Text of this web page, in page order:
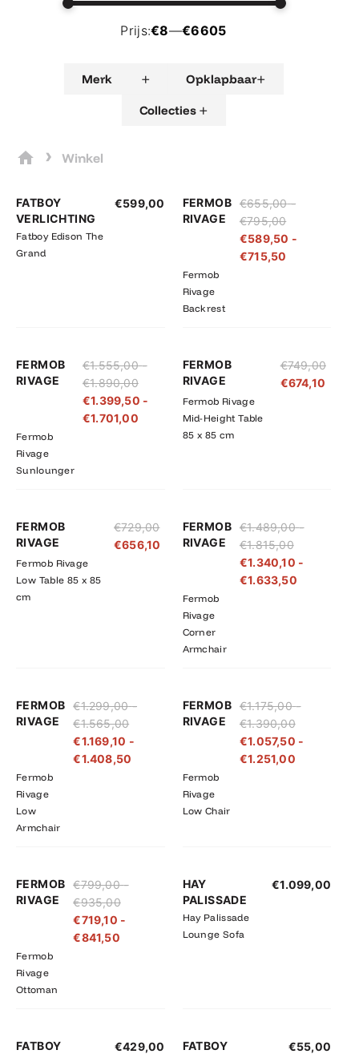
Prijs:€8—€6605
Merk + Opklapbaar+
Collecties +
› Winkel
FATBOY
VERLICHTING
Fatboy Edison The
Grand
€599,00
FERMOB
RIVAGE
Fermob
Rivage
Backrest
€655,00 -
€795,00
€655,00
tot
€795,00
€589,50 -
€715,50
€589,50
tot
€715,50
FERMOB
RIVAGE
Fermob
Rivage
Sunlounger
€1.555,00 -
€1.890,00
€1.555,00
tot
€1.890,00
€1.399,50 -
€1.701,00
€1.399,50
tot
€1.701,00
FERMOB
RIVAGE
Fermob Rivage
Mid-Height Table
85 x 85 cm
€749,00
€674,10
FERMOB
RIVAGE
Fermob Rivage
Low Table 85 x 85
cm
€729,00
€656,10
FERMOB
RIVAGE
Fermob
Rivage
Corner
Armchair
€1.489,00 -
€1.815,00
€1.489,00
tot
€1.815,00
€1.340,10 -
€1.633,50
€1.340,10
€1.633,50
FERMOB
RIVAGE
Fermob
Rivage
Low
Armchair
€1.299,00 -
€1.565,00
€1.299,00
tot
€1.565,00
€1.169,10 -
€1.408,50
€1.169,10
€1.408,50
FERMOB
RIVAGE
Fermob
Rivage
Low Chair
€1.175,00 -
€1.390,00
€1.175,00
tot
€1.390,00
€1.057,50 -
€1.251,00
€1.057,50
tot
€1.251,00
FERMOB
RIVAGE
Fermob
Rivage
Ottoman
€799,00 -
€935,00
€799,00
tot
€935,00
€719,10 -
€841,50
€719,10
tot
€841,50
HAY
PALISSADE
Hay Palissade
Lounge Sofa
€1.099,00
FATBOY
€429,00
FATBOY
€55,00